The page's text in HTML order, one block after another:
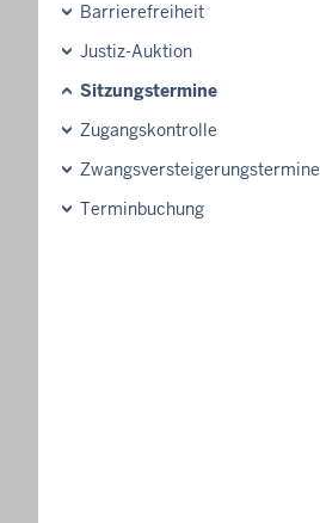
Barrierefreiheit
Justiz-Auktion
Sitzungstermine
Zugangskontrolle
Zwangsversteigerungstermine
Terminbuchung